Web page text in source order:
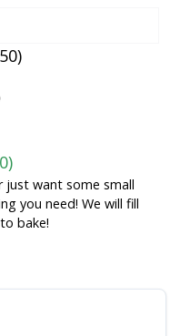
)
)
just want some small
you need! We will fill
bake!